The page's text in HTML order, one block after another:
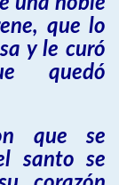
que lo
y le curó
quedó
que se
santo se